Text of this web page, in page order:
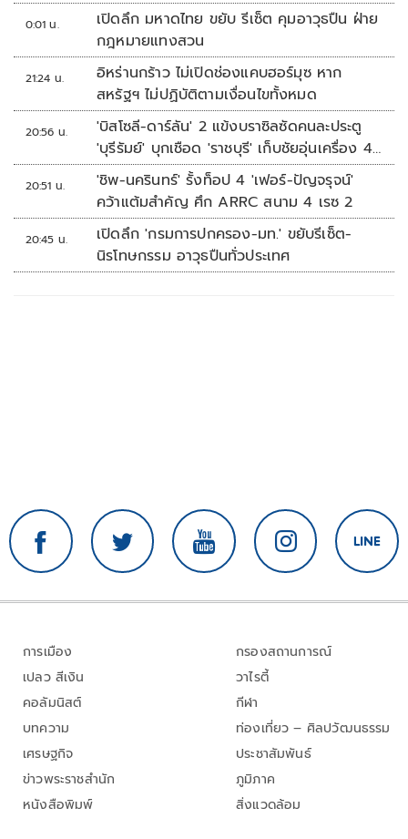
0:01 น.
เปิดลึก มหาดไทย ขยับ รีเซ็ต คุมอาวุธปืน ฝ่าย
กฎหมายแทงสวน
21:24 น.
อิหร่านกร้าว ไม่เปิดช่องแคบฮอร์มุซ หาก
สหรัฐฯ ไม่ปฏิบัติตามเงื่อนไขทั้งหมด
20:56 น.
'บิสโซลี-ดาร์ลัน' 2 แข้งบราซิลซัดคนละประตู
'บุรีรัมย์' บุกเชือด 'ราชบุรี' เก็บชัยอุ่นเครื่อง 4
นัดรวด
20:51 น.
'ชิพ-นครินทร์' รั้งท็อป 4 'เฟอร์-ปัญจรุจน์'
คว้าแต้มสำคัญ ศึก ARRC สนาม 4 เรซ 2
20:45 น.
เปิดลึก 'กรมการปกครอง-มท.' ขยับรีเซ็ต-
นิรโทษกรรม อาวุธปืนทั่วประเทศ
การเมือง
เปลว สีเงิน
คอลัมนิสต์
บทความ
เศรษฐกิจ
ข่าวพระราชสำนัก
หนังสือพิมพ์
กรองสถานการณ์
วาไรตี้
กีฬา
ท่องเที่ยว – ศิลปวัฒนธรรม
ประชาสัมพันธ์
ภูมิภาค
สิ่งแวดล้อม